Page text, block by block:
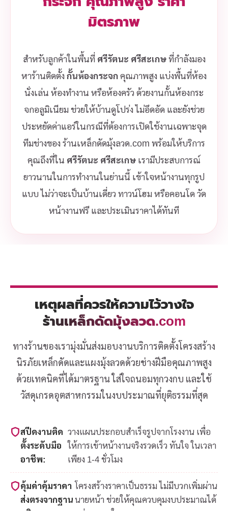
มิตรภาพ
สำหรับลูกค้าในพื้นที่ ศรีรัตนะ ศรีสะเกษที่กำลังมอง
หาร้านติดตั้งกั้นห้องกระจกคุณภาพสูง แบ่งพื้นที่ห้อง
นั่งเล่น ห้องทำงาน หรือห้องครัว ด้วยงานกั้นห้องกระ
จกอลูมิเนียม ช่วยให้บ้านดูโปร่ง ไม่อึดอัด และยังช่วย
ประหยัดค่าแอร์ในกรณีที่ต้องการเปิดใช้งานเฉพาะจุด
ทีมช่างของ ร้านเหล็กดัดมุ้งลวด.com พร้อมให้บริการ
คุณถึงที่ใน ศรีรัตนะ ศรีสะเกษ เรามีประสบการณ์
ยาวนานในการทำงานในย่านนี้ เข้าใจหน้างานทุกรูป
แบบ ไม่ว่าจะเป็นบ้านเดี่ยว ทาวน์โฮม หรือคอนโด วัด
หน้างานฟรี และประเมินราคาได้ทันที
เหตุผลที่ควรให้ความไว้วางใจ
ร้านเหล็กดัดมุ้งลวด.com
ทางร้านของเรามุ่งมั่นส่งมอบงานบริการติดตั้งโครงสร้าง
นิรภัยเหล็กดัดและแผงมุ้งลวดด้วยช่างฝีมือคุณภาพสูง
ด้วยเทคนิคที่ได้มาตรฐาน ใส่ใจถนอมทุกวงกบ และใช้
วัสดุเกรดอุตสาหกรรมในงบประมาณที่ยุติธรรมที่สุด
สปีดงานติด
ตั้งระดับมือ
อาชีพ:
วางแผนประกอบสำเร็จรูปจากโรงงาน เพื่อ
ให้การเข้าหน้างานจริงรวดเร็ว ทันใจ ในเวลา
เพียง 1-4 ชั่วโมง
คุ้มค่าคุ้มราคา
ส่งตรงจากฐาน
โครงสร้างราคาเป็นธรรม ไม่มีบวกเพิ่มผ่าน
นายหน้า ช่วยให้คุณควบคุมงบประมาณได้